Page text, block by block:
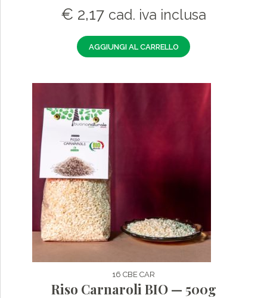
€ 2,17 cad. iva inclusa
AGGIUNGI AL CARRELLO
16 CBE CAR
Riso Carnaroli BIO — 500g